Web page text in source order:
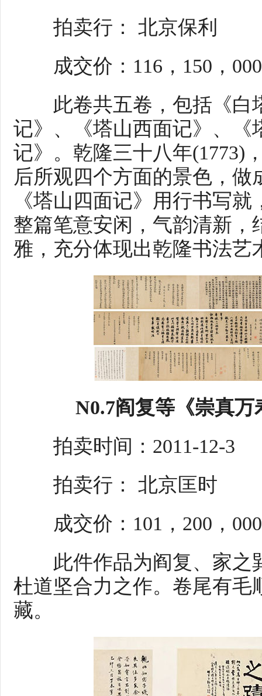
拍卖行： 北京保利
成交价：116，150，
此卷共五卷，包括《白
记》、《塔山西面记》、《
记》。乾隆三十八年(1773)
后所观四个方面的景色，
《塔山四面记》用行书写
整篇笔意安闲，气韵清新
雅，充分体现出乾隆书法艺
N0.7阎复等《崇真
拍卖时间：2011-12-3
拍卖行： 北京匡时
成交价：101，200，
此件作品为阎复、家之
杜道坚合力之作。卷尾有毛
藏。